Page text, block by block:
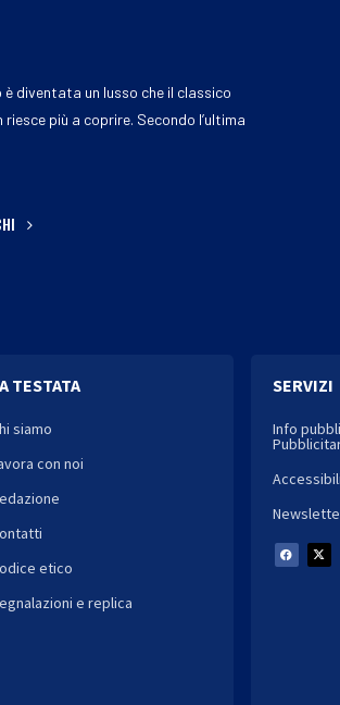
è diventata un lusso che il classico
più a coprire. Secondo l’ultima
TESTATA
siamo
con noi
etico
e replica
SERVIZI
Info